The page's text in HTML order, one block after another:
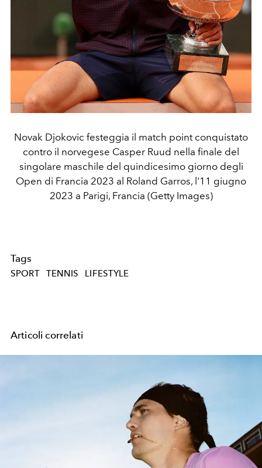
Novak Djokovic festeggia il match point conquistato
contro il norvegese Casper Ruud nella finale del
singolare maschile del quindicesimo giorno degli
Open di Francia 2023 al Roland Garros, l'11 giugno
2023 a Parigi, Francia (Getty Images)
Tags
SPORT TENNIS LIFESTYLE
Articoli correlati